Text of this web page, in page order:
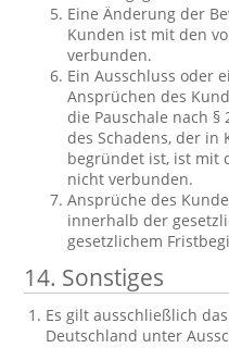
Eine Änderung der
Kunden ist mit den
verbunden.
Ein Ausschluss oder
Ansprüchen des
die Pauschale nach §
des Schadens, der in
begründet ist, ist mit
nicht verbunden.
Ansprüche des
innerhalb der
gesetzlichem
14. Sonstiges
Es gilt ausschließlich
Deutschland unter